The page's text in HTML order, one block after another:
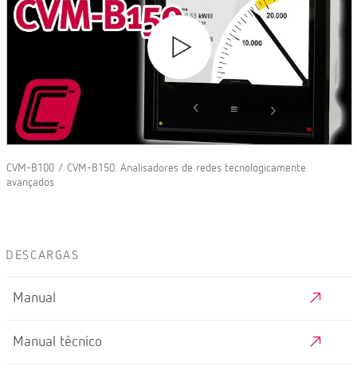
CVM-B100 / CVM-B150. Analisadores de redes tecnologicamente
avançados
DESCARGAS
Manual
Manual técnico